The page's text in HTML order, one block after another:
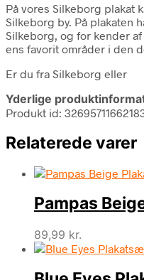
På vores Silkeborg plakat
Silkeborg by. På plakaten
Silkeborg, og for kender
ens favorit områder i den
Er du fra Silkeborg eller
Yderlige
Produkt id:
Relaterede varer
Pampas
89,99 kr.